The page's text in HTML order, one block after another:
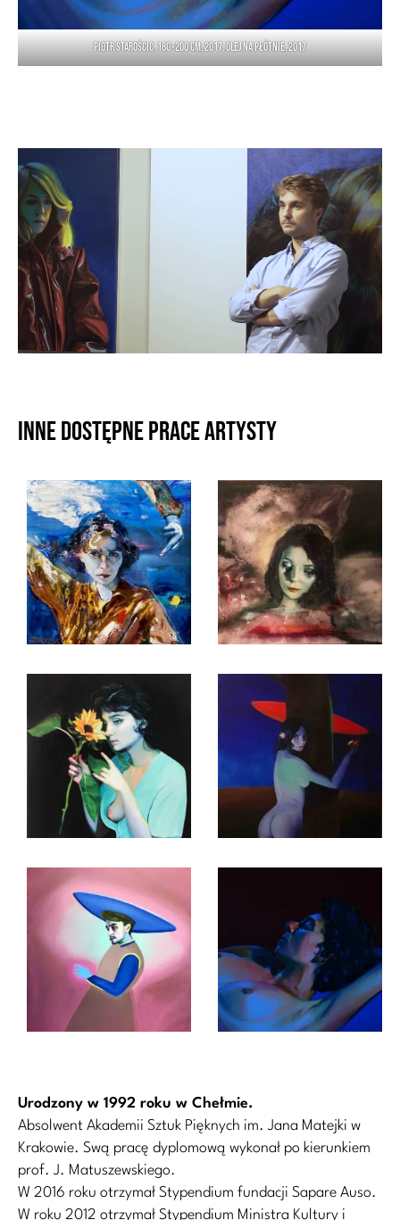
Piotr Starościc, 180×200 cm, 2017, olej na płótnie, 2017
Inne dostępne prace artysty
Urodzony w 1992 roku w Chełmie.
Absolwent Akademii Sztuk Pięknych im. Jana Matejki w
Krakowie. Swą pracę dyplomową wykonał po kierunkiem
prof. J. Matuszewskiego.
W 2016 roku otrzymał Stypendium fundacji Sapare Auso.
W roku 2012 otrzymał Stypendium Ministra Kultury i